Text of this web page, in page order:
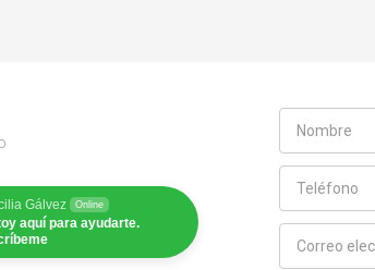
Gálvez Online
aquí para ayudarte.